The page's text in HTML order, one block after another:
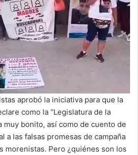
aprobó la iniciativa para que la
como la “Legislatura de la
muy bonito, así como de cuento de
a las falsas promesas de campaña
morenistas. Pero ¿quiénes son los